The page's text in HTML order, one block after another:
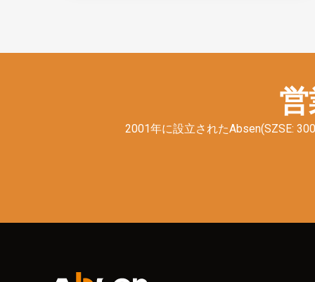
2001年に設立されたAbsen(SZSE: